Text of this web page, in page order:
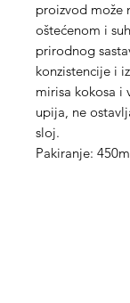
proizvod može
oštećenom i
prirodnog
konzistencije i
mirisa kokosa i
upija, ne
sloj.
Pakiranje: